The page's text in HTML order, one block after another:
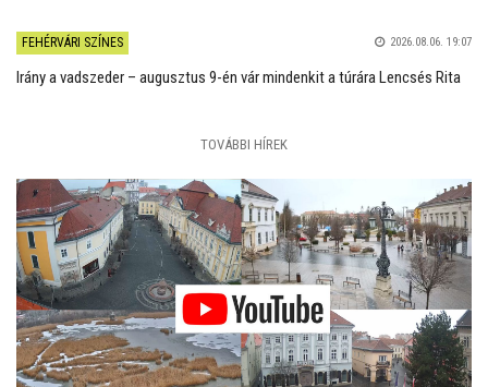
FEHÉRVÁRI SZÍNES 2026.08.06. 19:07
Irány a vadszeder – augusztus 9-én vár mindenkit a túrára Lencsés Rita
TOVÁBBI HÍREK